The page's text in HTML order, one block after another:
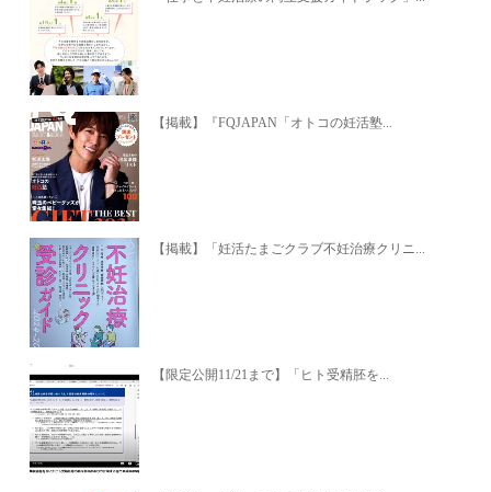
【掲載】『FQJAPAN「オトコの妊活塾...
【掲載】「妊活たまごクラブ不妊治療クリニ...
【限定公開11/21まで】「ヒト受精胚を...